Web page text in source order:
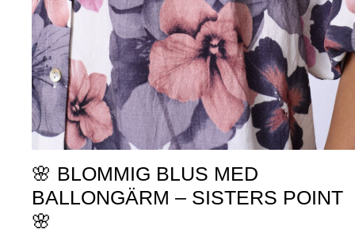
🌸 BLOMMIG BLUS MED
BALLONGÄRM – SISTERS POINT
🌸